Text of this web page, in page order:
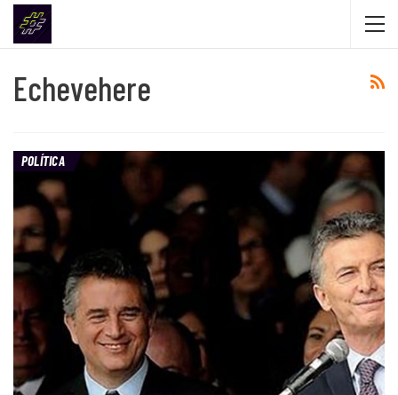
Echevehere
POLÍTICA